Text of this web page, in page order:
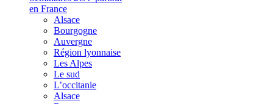
en France
Alsace
Bourgogne
Auvergne
Région lyonnaise
Les Alpes
Le sud
L’occitanie
Alsace